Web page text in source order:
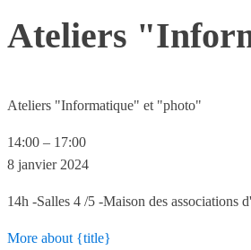
Ateliers
Ateliers "Informatique" et "photo"
14:00 – 17:00
8 janvier 2024
14h -Salles 4 /5 -Maison des
More about {title}